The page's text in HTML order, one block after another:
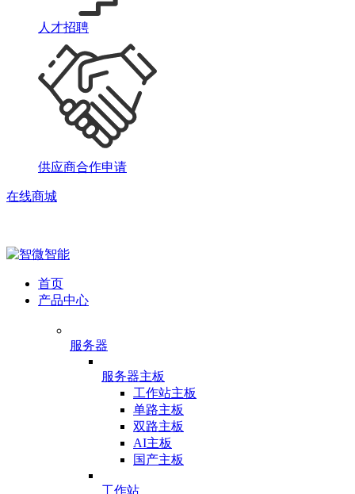
人才招聘
供应商合作申请
在线商城
首页
产品中心
服务器
服务器主板
工作站主板
单路主板
双路主板
AI主板
国产主板
工作站